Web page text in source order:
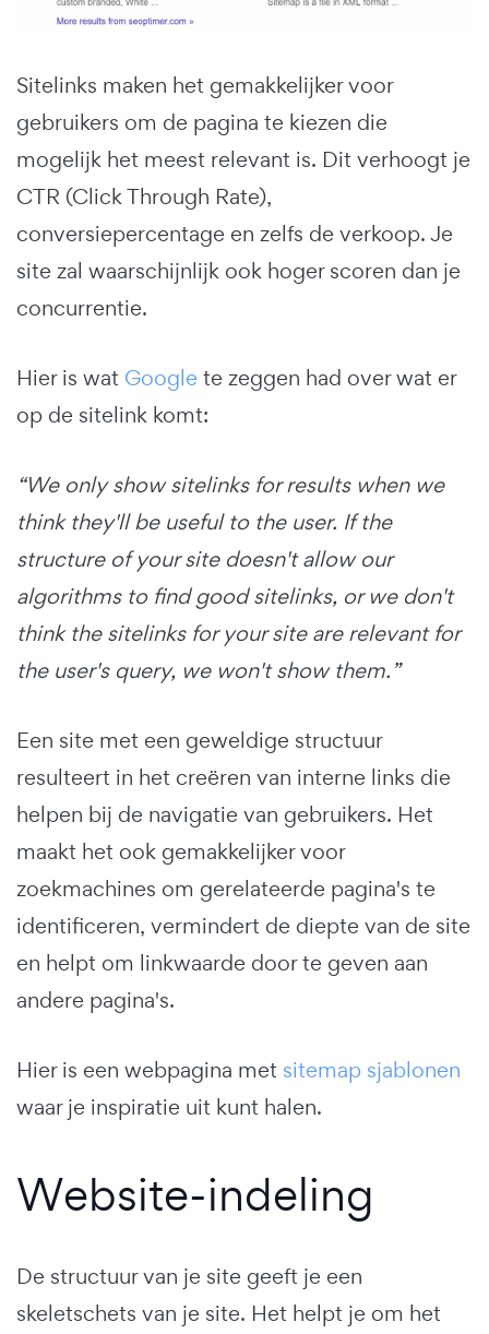
Sitelinks maken het gemakkelijker voor
gebruikers om de pagina te kiezen die
mogelijk het meest relevant is. Dit verhoogt je
CTR (Click Through Rate),
conversiepercentage en zelfs de verkoop. Je
site zal waarschijnlijk ook hoger scoren dan je
concurrentie.
Hier is wat Google te zeggen had over wat er
op de sitelink komt:
“We only show sitelinks for results when we
think they'll be useful to the user. If the
structure of your site doesn't allow our
algorithms to find good sitelinks, or we don't
think the sitelinks for your site are relevant for
the user's query, we won't show them.”
Een site met een geweldige structuur
resulteert in het creëren van interne links die
helpen bij de navigatie van gebruikers. Het
maakt het ook gemakkelijker voor
zoekmachines om gerelateerde pagina's te
identificeren, vermindert de diepte van de site
en helpt om linkwaarde door te geven aan
andere pagina's.
Hier is een webpagina met sitemap sjablonen
waar je inspiratie uit kunt halen.
Website-indeling
De structuur van je site geeft je een
skeletschets van je site. Het helpt je om het